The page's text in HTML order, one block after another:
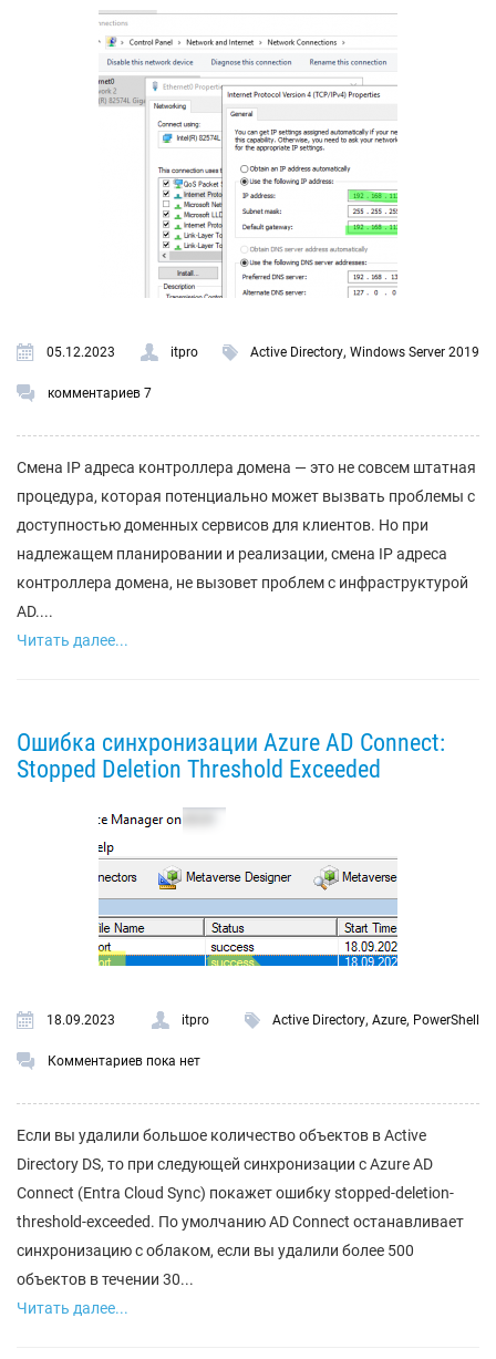
05.12.2023 itpro Active Directory, Windows Server 2019
комментариев 7
Смена IP адреса контроллера домена — это не совсем штатная
процедура, которая потенциально может вызвать проблемы с
доступностью доменных сервисов для клиентов. Но при
надлежащем планировании и реализации, смена IP адреса
контроллера домена, не вызовет проблем с инфраструктурой
AD....
Читать далее...
Ошибка синхронизации Azure AD Connect:
Stopped Deletion Threshold Exceeded
18.09.2023 itpro Active Directory, Azure, PowerShell
Комментариев пока нет
Если вы удалили большое количество объектов в Active
Directory DS, то при следующей синхронизации с Azure AD
Connect (Entra Cloud Sync) покажет ошибку stopped-deletion-
threshold-exceeded. По умолчанию AD Connect останавливает
синхронизацию с облаком, если вы удалили более 500
объектов в течении 30...
Читать далее...